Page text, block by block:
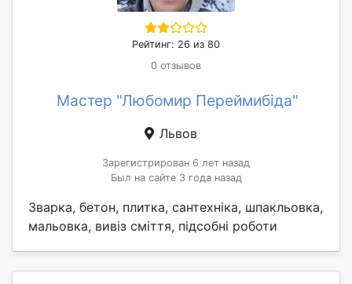
Рейтинг: 26 из 80
0 отзывов
Мастер "Любомир Переймибіда"
Львов
Зарегистрирован 6 лет назад
Был на сайте 3 года назад
Зварка, бетон, плитка, сантехніка, шпакльовка,
мальовка, вивіз сміття, підсобні роботи